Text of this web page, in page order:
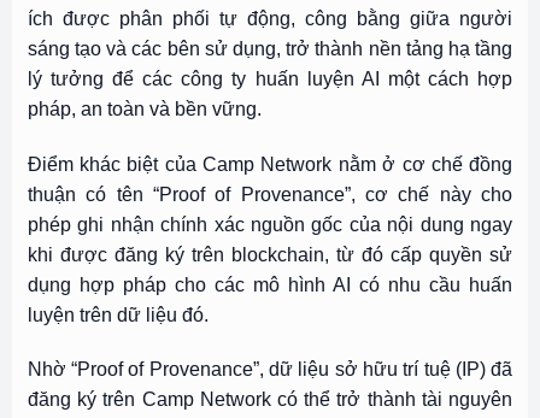
ích được phân phối tự động, công bằng giữa người
sáng tạo và các bên sử dụng, trở thành nền tảng hạ tầng
lý tưởng để các công ty huấn luyện AI một cách hợp
pháp, an toàn và bền vững.
Điểm khác biệt của Camp Network nằm ở cơ chế đồng
thuận có tên “Proof of Provenance”, cơ chế này cho
phép ghi nhận chính xác nguồn gốc của nội dung ngay
khi được đăng ký trên blockchain, từ đó cấp quyền sử
dụng hợp pháp cho các mô hình AI có nhu cầu huấn
luyện trên dữ liệu đó.
Nhờ “Proof of Provenance”, dữ liệu sở hữu trí tuệ (IP) đã
đăng ký trên Camp Network có thể trở thành tài nguyên